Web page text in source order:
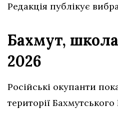
Редакція публікує
Бахмут,
2026
Російські окупанти
території